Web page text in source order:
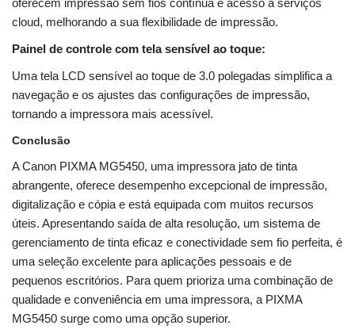
oferecem impressão sem fios contínua e acesso a serviços
cloud, melhorando a sua flexibilidade de impressão.
Painel de controle com tela sensível ao toque:
Uma tela LCD sensível ao toque de 3.0 polegadas simplifica a
navegação e os ajustes das configurações de impressão,
tornando a impressora mais acessível.
Conclusão
A Canon PIXMA MG5450, uma impressora jato de tinta
abrangente, oferece desempenho excepcional de impressão,
digitalização e cópia e está equipada com muitos recursos
úteis. Apresentando saída de alta resolução, um sistema de
gerenciamento de tinta eficaz e conectividade sem fio perfeita, é
uma seleção excelente para aplicações pessoais e de
pequenos escritórios. Para quem prioriza uma combinação de
qualidade e conveniência em uma impressora, a PIXMA
MG5450 surge como uma opção superior.